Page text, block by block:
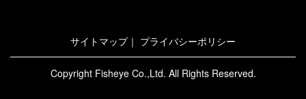
サイトマップ｜ プライバシーポリシー
Copyright Fisheye Co.,Ltd. All Rights Reserved.